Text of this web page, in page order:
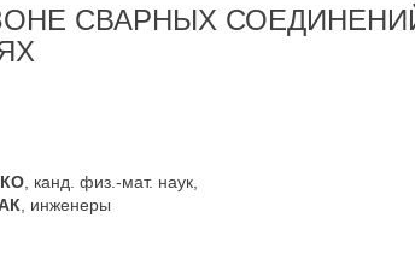
СВАРНЫХ
, канд. физ.-мат. наук,
, инженеры